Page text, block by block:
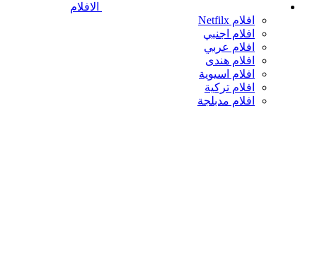
الافلام
افلام Netfilx
افلام اجنبي
افلام عربي
افلام هندى
افلام اسيوية
افلام تركية
افلام مدبلجة